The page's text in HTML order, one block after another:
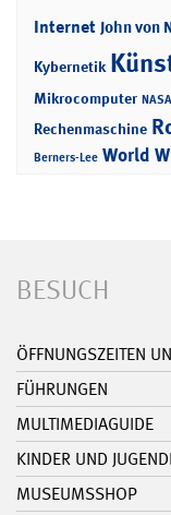
Internet John von
Kybernetik
Mikrocomputer NASA
Rechenmaschine
Berners-Lee World
BESUCH
ÖFFNUNGSZEITEN
FÜHRUNGEN
MULTIMEDIAGUIDE
KINDER UND
MUSEUMSSHOP